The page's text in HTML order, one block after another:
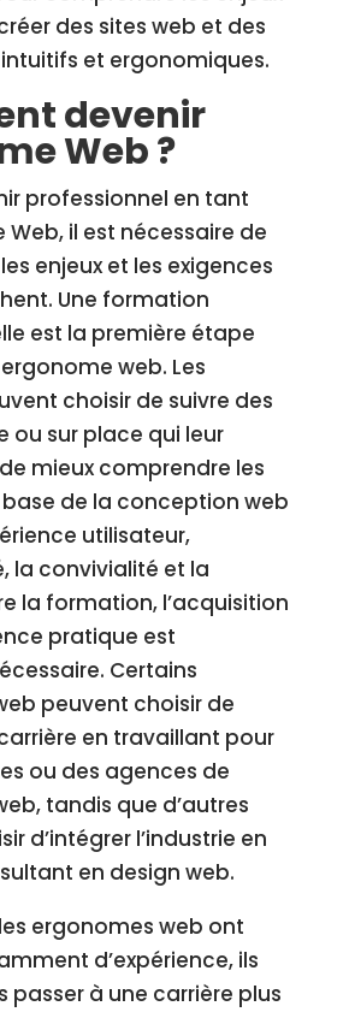
des sites web et des
et ergonomiques.
devenir
Web ?
professionnel en tant
Web, il est nécessaire de
enjeux et les exigences
Une formation
est la première étape
web. Les
choisir de suivre des
ou sur place qui leur
mieux comprendre les
de la conception web
utilisateur,
la convivialité et la
la formation, l’acquisition
pratique est
Certains
peuvent choisir de
en travaillant pour
ou des agences de
tandis que d’autres
d’intégrer l’industrie en
en design web.
ergonomes web ont
d’expérience, ils
passer à une carrière plus